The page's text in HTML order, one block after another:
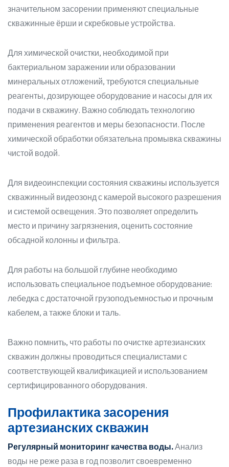
значительном засорении применяют специальные
скважинные ёрши и скребковые устройства.
Для химической очистки, необходимой при
бактериальном заражении или образовании
минеральных отложений, требуются специальные
реагенты, дозирующее оборудование и насосы для их
подачи в скважину. Важно соблюдать технологию
применения реагентов и меры безопасности. После
химической обработки обязательна промывка скважины
чистой водой.
Для видеоинспекции состояния скважины используется
скважинный видеозонд с камерой высокого разрешения
и системой освещения. Это позволяет определить
место и причину загрязнения, оценить состояние
обсадной колонны и фильтра.
Для работы на большой глубине необходимо
использовать специальное подъемное оборудование:
лебедка с достаточной грузоподъемностью и прочным
кабелем, а также блоки и таль.
Важно помнить, что работы по очистке артезианских
скважин должны проводиться специалистами с
соответствующей квалификацией и использованием
сертифицированного оборудования.
Профилактика засорения
артезианских скважин
Регулярный мониторинг качества воды.Анализ
воды не реже раза в год позволит своевременно